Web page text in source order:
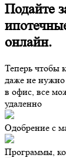
Подайте
онлайн.
Теперь чтобы
даже не нужно
в офис , все
удаленно
Одобрение с
Программы,